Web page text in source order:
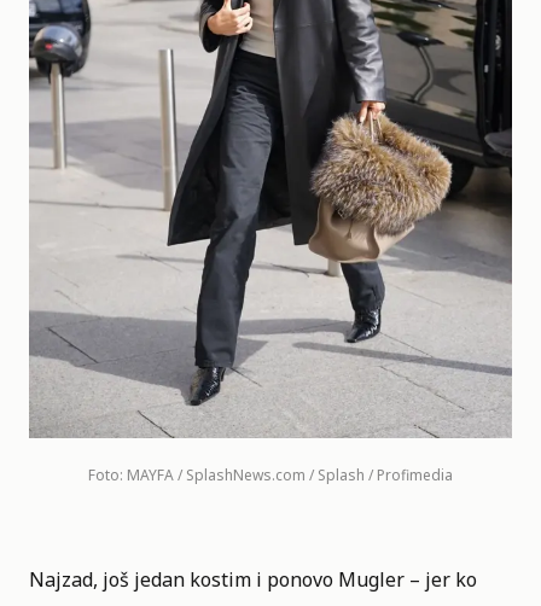
Foto: MAYFA / SplashNews.com / Splash / Profimedia
Najzad, još jedan kostim i ponovo Mugler – jer ko